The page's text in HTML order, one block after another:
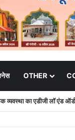
OTHER
व्यवस्था का एडीजी लॉ एंड